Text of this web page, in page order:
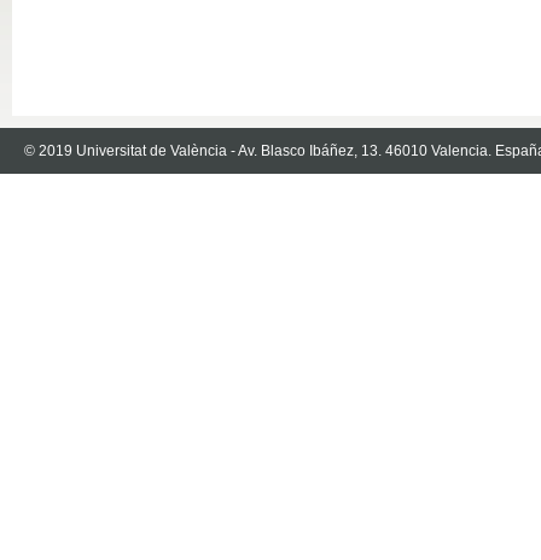
© 2019 Universitat de València - Av. Blasco Ibáñez, 13. 46010 Valencia.